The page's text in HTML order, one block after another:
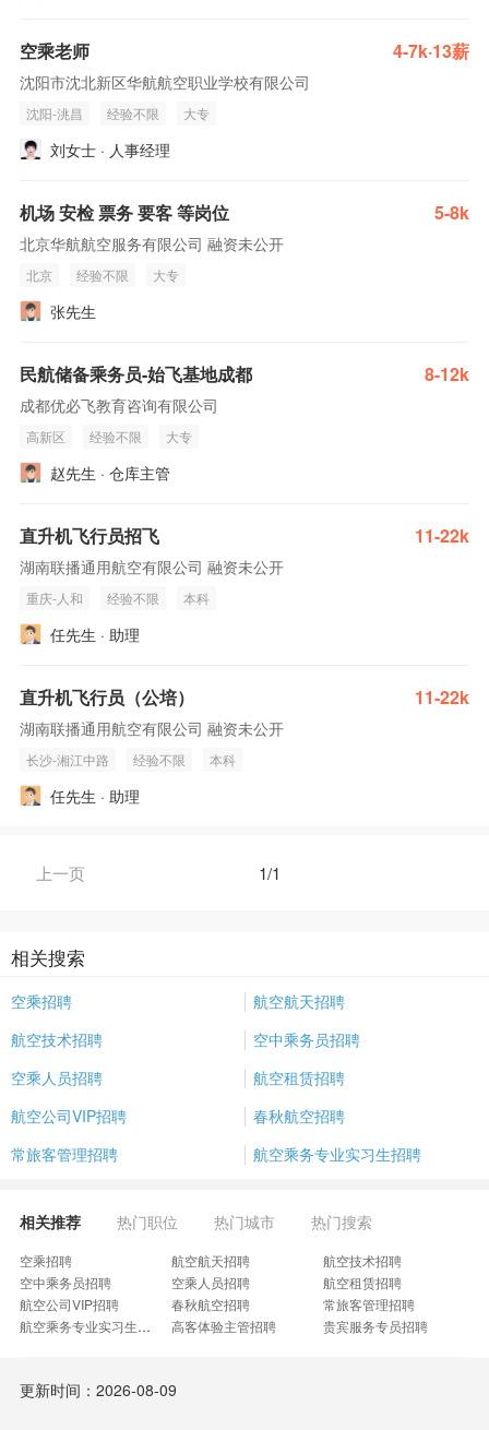
空乘老师 4-7k·13薪
沈阳市沈北新区华航航空职业学校有限公司
沈阳-洮昌 经验不限 大专
刘女士 · 人事经理
机场 安检 票务 要客 等岗位 5-8k
北京华航航空服务有限公司 融资未公开
北京 经验不限 大专
张先生
民航储备乘务员-始飞基地成都 8-12k
成都优必飞教育咨询有限公司
高新区 经验不限 大专
赵先生 · 仓库主管
直升机飞行员招飞 11-22k
湖南联播通用航空有限公司 融资未公开
重庆-人和 经验不限 本科
任先生 · 助理
直升机飞行员（公培） 11-22k
湖南联播通用航空有限公司 融资未公开
长沙-湘江中路 经验不限 本科
任先生 · 助理
上一页 1/1
相关搜索
空乘招聘
航空航天招聘
航空技术招聘
空中乘务员招聘
空乘人员招聘
航空租赁招聘
航空公司VIP招聘
春秋航空招聘
常旅客管理招聘
航空乘务专业实习生招聘
相关推荐 热门职位 热门城市 热门搜索
空乘招聘 航空航天招聘
航空技术招聘
空中乘务员招聘
空乘人员招聘
航空租赁招聘
航空公司VIP招聘
春秋航空招聘
常旅客管理招聘
航空乘务专业实习生招聘
高客体验主管招聘
贵宾服务专员招聘
更新时间：2026-08-09